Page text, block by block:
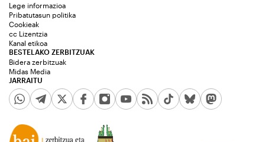
JARRAITU
Lege informazioa
Pribatutasun politika
Cookieak
cc Lizentzia
Kanal etikoa
BESTELAKO ZERBITZUAK
Bidera zerbitzuak
Midas Media